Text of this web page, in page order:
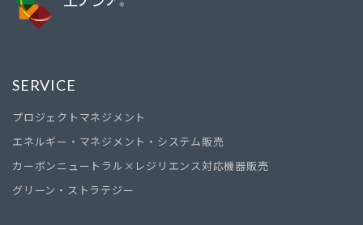
SERVICE
プロジェクトマネジメント
エネルギー・マネジメント・システム販売
カーボンニュートラル×レジリエンス対応機器販売
グリーン・ストラテジー